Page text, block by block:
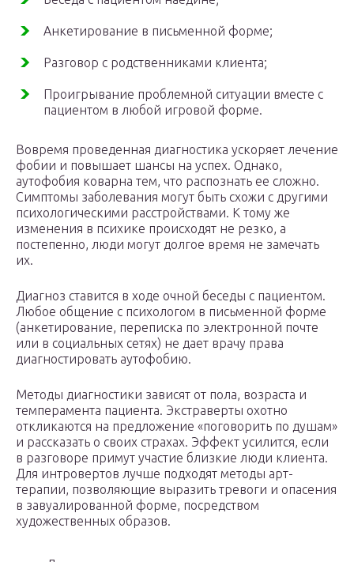
Анкетирование в письменной форме;
Разговор с родственниками клиента;
Проигрывание проблемной ситуации вместе с
пациентом в любой игровой форме.
Вовремя проведенная диагностика ускоряет лечение
фобии и повышает шансы на успех. Однако,
аутофобия коварна тем, что распознать ее сложно.
Симптомы заболевания могут быть схожи с другими
психологическими расстройствами. К тому же
изменения в психике происходят не резко, а
постепенно, люди могут долгое время не замечать
их.
Диагноз ставится в ходе очной беседы с пациентом.
Любое общение с психологом в письменной форме
(анкетирование, переписка по электронной почте
или в социальных сетях) не дает врачу права
диагностировать аутофобию.
Методы диагностики зависят от пола, возраста и
темперамента пациента. Экстраверты охотно
откликаются на предложение «поговорить по душам»
и рассказать о своих страхах. Эффект усилится, если
в разговоре примут участие близкие люди клиента.
Для интровертов лучше подходят методы арт-
терапии, позволяющие выразить тревоги и опасения
в завуалированной форме, посредством
художественных образов.